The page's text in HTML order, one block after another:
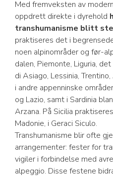
Med fremveksten av
oppdrett direkte i dyrehold
transhumanisme blitt
praktiseres det i
noen alpinområder og før-
dalen, Piemonte, Liguria,
di Asiago, Lessinia,
i andre appenninske
og Lazio, samt i Sardinia
Arzana. På Sicilia
Madonie, i Geraci Siculo.
Transhumanisme blir ofte
arrangementer: fester for
vigiler i forbindelse med
alpeggio. Disse festene